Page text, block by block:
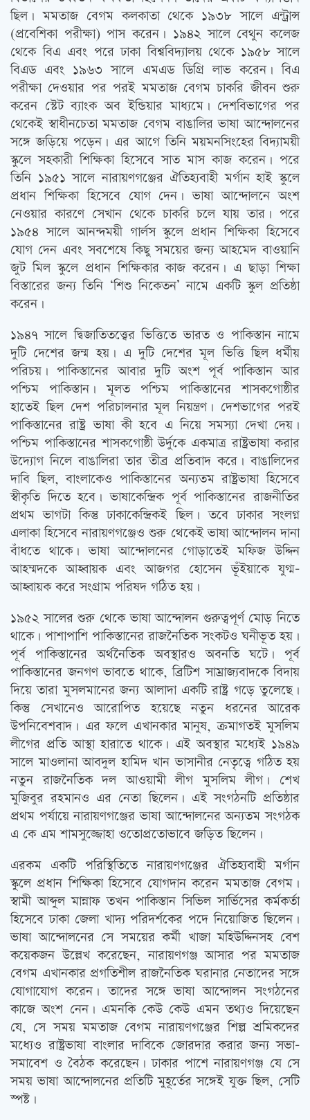
ছিল। মমতাজ বেগম কলকাতা থেকে ১৯৩৮ সালে এন্ট্রান্স
(প্রবেশিকা পরীক্ষা) পাস করেন। ১৯৪২ সালে বেথুন কলেজ
থেকে বিএ এবং পরে ঢাকা বিশ্ববিদ্যালয় থেকে ১৯৫৮ সালে
বিএড এবং ১৯৬৩ সালে এমএড ডিগ্রি লাভ করেন। বিএ
পরীক্ষা দেওয়ার পর পরই মমতাজ বেগম চাকরি জীবন শুরু
করেন স্টেট ব্যাংক অব ইন্ডিয়ার মাধ্যমে। দেশবিভাগের পর
থেকেই স্বাধীনচেতা মমতাজ বেগম বাঙালির ভাষা আন্দোলনের
সঙ্গে জড়িয়ে পড়েন। এর আগে তিনি ময়মনসিংহের বিদ্যাময়ী
স্কুলে সহকারী শিক্ষিকা হিসেবে সাত মাস কাজ করেন। পরে
তিনি ১৯৫১ সালে নারায়ণগঞ্জের ঐতিহ্যবাহী মর্গান হাই স্কুলে
প্রধান শিক্ষিকা হিসেবে যোগ দেন। ভাষা আন্দোলনে অংশ
নেওয়ার কারণে সেখান থেকে চাকরি চলে যায় তার। পরে
১৯৫৪ সালে আনন্দময়ী গার্লস স্কুলে প্রধান শিক্ষিকা হিসেবে
যোগ দেন এবং সবশেষে কিছু সময়ের জন্য আহমেদ বাওয়ানি
জুট মিল স্কুলে প্রধান শিক্ষিকার কাজ করেন। এ ছাড়া শিক্ষা
বিস্তারের জন্য তিনি ‘শিশু নিকেতন’ নামে একটি স্কুল প্রতিষ্ঠা
করেন।
১৯৪৭ সালে দ্বিজাতিতত্ত্বের ভিত্তিতে ভারত ও পাকিস্তান নামে
দুটি দেশের জন্ম হয়। এ দুটি দেশের মূল ভিত্তি ছিল ধর্মীয়
পরিচয়। পাকিস্তানের আবার দুটি অংশ পূর্ব পাকিস্তান আর
পশ্চিম পাকিস্তান। মূলত পশ্চিম পাকিস্তানের শাসকগোষ্ঠীর
হাতেই ছিল দেশ পরিচালনার মূল নিয়ন্ত্রণ। দেশভাগের পরই
পাকিস্তানের রাষ্ট্র ভাষা কী হবে এ নিয়ে সমস্যা দেখা দেয়।
পশ্চিম পাকিস্তানের শাসকগোষ্ঠী উর্দুকে একমাত্র রাষ্ট্রভাষা করার
উদ্যোগ নিলে বাঙালিরা তার তীব্র প্রতিবাদ করে। বাঙালিদের
দাবি ছিল, বাংলাকেও পাকিস্তানের অন্যতম রাষ্ট্রভাষা হিসেবে
স্বীকৃতি দিতে হবে। ভাষাকেন্দ্রিক পূর্ব পাকিস্তানের রাজনীতির
প্রথম ভাগটা কিন্তু ঢাকাকেন্দ্রিকই ছিল। তবে ঢাকার সংলগ্ন
এলাকা হিসেবে নারায়ণগঞ্জেও শুরু থেকেই ভাষা আন্দোলন দানা
বাঁধতে থাকে। ভাষা আন্দোলনের গোড়াতেই মফিজ উদ্দিন
আহম্মদকে আহ্বায়ক এবং আজগর হোসেন ভূঁইয়াকে যুগ্ম-
আহ্বায়ক করে সংগ্রাম পরিষদ গঠিত হয়।
১৯৫২ সালের শুরু থেকে ভাষা আন্দোলন গুরুত্বপূর্ণ মোড় নিতে
থাকে। পাশাপাশি পাকিস্তানের রাজনৈতিক সংকটও ঘনীভূত হয়।
পূর্ব পাকিস্তানের অর্থনৈতিক অবস্থারও অবনতি ঘটে। পূর্ব
পাকিস্তানের জনগণ ভাবতে থাকে, ব্রিটিশ সাম্রাজ্যবাদকে বিদায়
দিয়ে তারা মুসলমানের জন্য আলাদা একটি রাষ্ট্র গড়ে তুলেছে।
কিন্তু সেখানেও আরোপিত হয়েছে নতুন ধরনের আরেক
উপনিবেশবাদ। এর ফলে এখানকার মানুষ, ক্রমাগতই মুসলিম
লীগের প্রতি আস্থা হারাতে থাকে। এই অবস্থার মধ্যেই ১৯৪৯
সালে মাওলানা আবদুল হামিদ খান ভাসানীর নেতৃত্বে গঠিত হয়
নতুন রাজনৈতিক দল আওয়ামী লীগ মুসলিম লীগ। শেখ
মুজিবুর রহমানও এর নেতা ছিলেন। এই সংগঠনটি প্রতিষ্ঠার
প্রথম পর্যায়ে নারায়ণগঞ্জের ভাষা আন্দোলনের অন্যতম সংগঠক
এ কে এম শামসুজ্জোহা ওতোপ্রতোভাবে জড়িত ছিলেন।
এরকম একটি পরিস্থিতিতে নারায়ণগঞ্জের ঐতিহ্যবাহী মর্গান
স্কুলে প্রধান শিক্ষিকা হিসেবে যোগদান করেন মমতাজ বেগম।
স্বামী আব্দুল মান্নাফ তখন পাকিস্তান সিভিল সার্ভিসের কর্মকর্তা
হিসেবে ঢাকা জেলা খাদ্য পরিদর্শকের পদে নিয়োজিত ছিলেন।
ভাষা আন্দোলনের সে সময়ের কর্মী খাজা মহিউদ্দিনসহ বেশ
কয়েকজন উল্লেখ করেছেন, নারায়ণগঞ্জ আসার পর মমতাজ
বেগম এখানকার প্রগতিশীল রাজনৈতিক ঘরানার নেতাদের সঙ্গে
যোগাযোগ করেন। তাদের সঙ্গে ভাষা আন্দোলন সংগঠনের
কাজে অংশ নেন। এমনকি কেউ কেউ এমন তথ্যও দিয়েছেন
যে, সে সময় মমতাজ বেগম নারায়ণগঞ্জের শিল্প শ্রমিকদের
মধ্যেও রাষ্ট্রভাষা বাংলার দাবিকে জোরদার করার জন্য সভা-
সমাবেশ ও বৈঠক করেছেন। ঢাকার পাশে নারায়ণগঞ্জ যে সে
সময় ভাষা আন্দোলনের প্রতিটি মুহূর্তের সঙ্গেই যুক্ত ছিল, সেটি
স্পষ্ট।